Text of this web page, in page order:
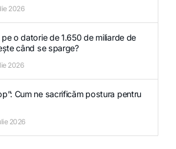
2026
pe o datorie de 1.650 de miliarde de
când se sparge?
2026
Cum ne sacrificăm postura pentru
2026